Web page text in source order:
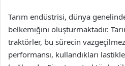
Tarım endüstrisi, dünya
belkemiğini oluşturmaktadır.
traktörler, bu sürecin
performansı, kullandıkları